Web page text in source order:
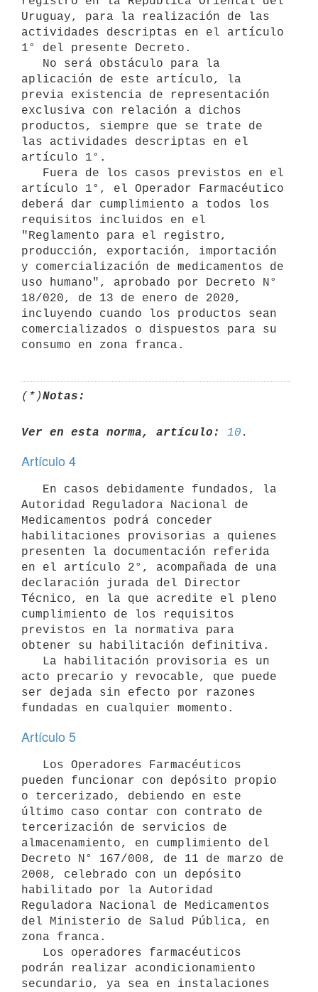
Uruguay, para la realización de las
actividades descriptas en el artículo
1° del presente Decreto.
aplicación de este artículo, la
previa existencia de representación
exclusiva con relación a dichos
productos, siempre que se trate de
las actividades descriptas en el
artículo 1°.
artículo 1°, el Operador Farmacéutico
deberá dar cumplimiento a todos los
requisitos incluidos en el
"Reglamento para el registro,
producción, exportación, importación
y comercialización de medicamentos de
uso humano", aprobado por Decreto N°
18/020, de 13 de enero de 2020,
incluyendo cuando los productos sean
comercializados o dispuestos para su
(*)Notas:
Ver en esta norma, artículo: 10
Artículo 4
Autoridad Reguladora Nacional de
Medicamentos podrá conceder
habilitaciones provisorias a quienes
presenten la documentación referida
en el artículo 2°, acompañada de una
declaración jurada del Director
Técnico, en la que acredite el pleno
cumplimiento de los requisitos
previstos en la normativa para
obtener su habilitación definitiva.
acto precario y revocable, que puede
ser dejada sin efecto por razones
Artículo 5
pueden funcionar con depósito propio
o tercerizado, debiendo en este
último caso contar con contrato de
tercerización de servicios de
almacenamiento, en cumplimiento del
Decreto N° 167/008, de 11 de marzo de
2008, celebrado con un depósito
habilitado por la Autoridad
Reguladora Nacional de Medicamentos
del Ministerio de Salud Pública, en
zona franca.
podrán realizar acondicionamiento
secundario, ya sea en instalaciones